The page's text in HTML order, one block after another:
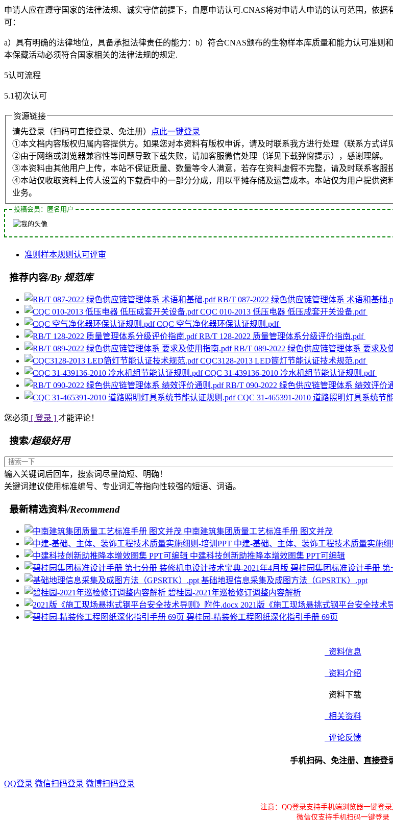
申请人应在遵守国家的法律法规、诚实守信前提下，自愿申请认可.CNAS将对申请人申请的认可范围，依
可：
a）具有明确的法律地位，具备承担法律责任的能力：b）符合CNAS颁布的生物样本库质量和能力认可准
本保藏活动必须符合国家相关的法律法规的规定.
5认可流程
5.1初次认可
资源链接
请先登录（扫码可直接登录、免注册）
点此一键登录
①本文档内容版权归属内容提供方。如果您对本资料有版权申诉，请及时联系我方进行处理（联系方式详
②由于网络或浏览器兼容性等问题导致下载失败，请加客服微信处理（详见下载弹窗提示），感谢理解。
③本资料由其他用户上传，本站不保证质量、数量等令人满意，若存在资料虚假不完整，请及时联系客服
④本站仅收取资料上传人设置的下载费中的一部分分成，用以平摊存储及运营成本。本站仅为用户提供
业务。
投稿会员：匿名用户
准则 样本规则 认可评审
推荐内容/By 规范库
RB/T 087-2022 绿色供应链管理体系 术语和基础
CQC 010-2013 低压电器 低压成套开关设备.pdf
CQC 空气净化器环保认证规则.pdf
RB/T 128-2022 质量管理体系分级评价指南.pdf
RB/T 089-2022 绿色供应链管理体系 要求及
CQC3128-2013 LED筒灯节能认证技术规范.pdf
CQC 31-439136-2010 冷水机组节能认证规则.pdf
RB/T 090-2022 绿色供应链管理体系 绩效评价
CQC 31-465391-2010 道路照明灯具系统节
您必须 [ 登录 ] 才能评论！
搜索/超级好用
输入关键词后回车，搜索词尽量简短、明确！
关键词建议使用标准编号、专业词汇等指向性较强的短语、词语。
最新精选资料/Recommend
中南建筑集团质量工艺标准手册 图文并茂
中建-基础、主体、装饰工程技术质量实施细
中建科技创新助推降本增效图集 PPT可编辑
碧桂园集团标准设计手册
基础地理信息采集及成图方法（GPSRTK）.ppt
碧桂园-2021年巡检修订调整内容解析
2021版《施工现场悬挑式钢平台安全技术
碧桂园-精装修工程图纸深化指引手册 69页
资料信息
资料介绍
资料下载
相关资料
评论反馈
手机扫码、免注册、直接登
QQ登录 微信扫码登录 微博扫码登录
注意：QQ登录支持手机端浏览器一键登
微信仅支持手机扫码一键登录